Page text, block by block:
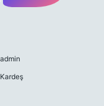
admin
Kardeş